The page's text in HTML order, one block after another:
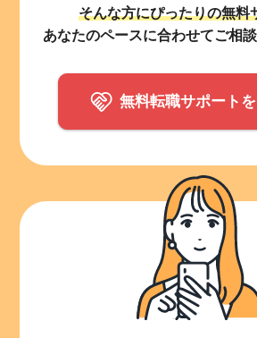
そんな方にぴったりの無料
あなたのペースに合わせてご相談
無料転職サポート